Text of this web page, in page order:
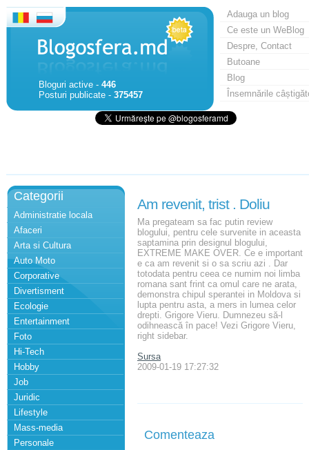
Bloguri active - 446
Posturi publicate - 375457
Adauga un blog
Ce este un WeBlog
Despre, Contact
Butoane
Blog
Însemnările
Categorii
Administratie locala
Afaceri
Arta si Cultura
Auto Moto
Corporative
Divertisment
Ecologie
Entertainment
Foto
Hi-Tech
Hobby
Job
Juridic
Lifestyle
Mass-media
Personale
Am revenit, trist . Doliu
Ma pregateam sa fac putin review
blogului, pentru cele survenite in aceasta
saptamina prin designul blogului,
EXTREME MAKE OVER. Ce e important
e ca am revenit si o sa scriu azi . Dar
totodata pentru ceea ce numim noi limba
romana sant frint ca omul care ne arata,
demonstra chipul sperantei in Moldova si
lupta pentru asta, a mers in lumea celor
drepti. Grigore Vieru. Dumnezeu să-l
odihnească în pace! Vezi Grigore Vieru,
right sidebar.
Sursa
2009-01-19 17:27:32
Comenteaza